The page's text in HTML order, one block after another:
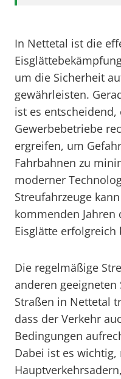
In Nettetal ist die
um die Sicherheit
gewährleisten.
ist es
Gewerbebetriebe
ergreifen, um
Fahrbahnen zu
moderner
Streufahrzeuge
kommenden
Eisglätte erfolgreich
Die regelmäßige
anderen
Straßen in Nettetal
dass der Verkehr
Bedingungen
Dabei ist es